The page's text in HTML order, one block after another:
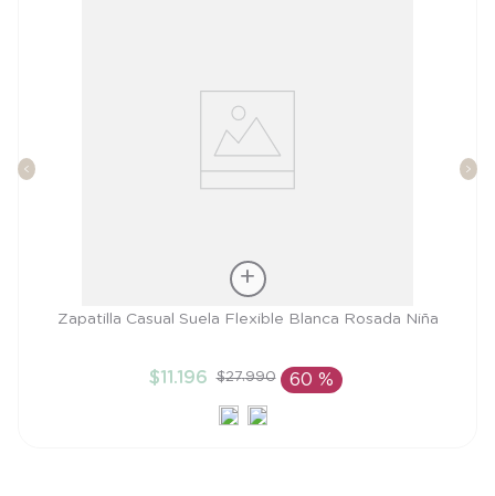
Talla
AÑADIR AL CARRITO
Zapatilla Casual Suela Flexible Blanca Rosada Niña
$11 .196 $27.990 60 %